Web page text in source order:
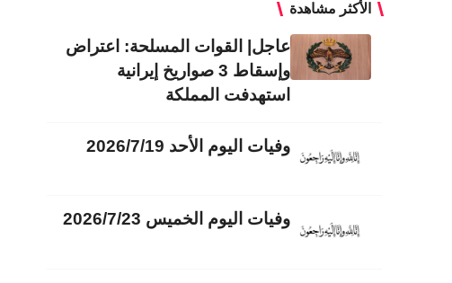
الأكثر مشاهدة
عاجل| القوات المسلحة: اعتراض
وإسقاط 3 صواريخ إيرانية
استهدفت المملكة
وفيات اليوم الأحد 2026/7/19
وفيات اليوم الخميس 2026/7/23